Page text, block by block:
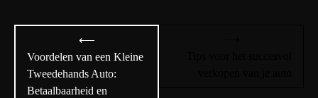
navigatie
⟵
Voordelen van een Kleine
Tweedehands Auto:
Betaalbaarheid en